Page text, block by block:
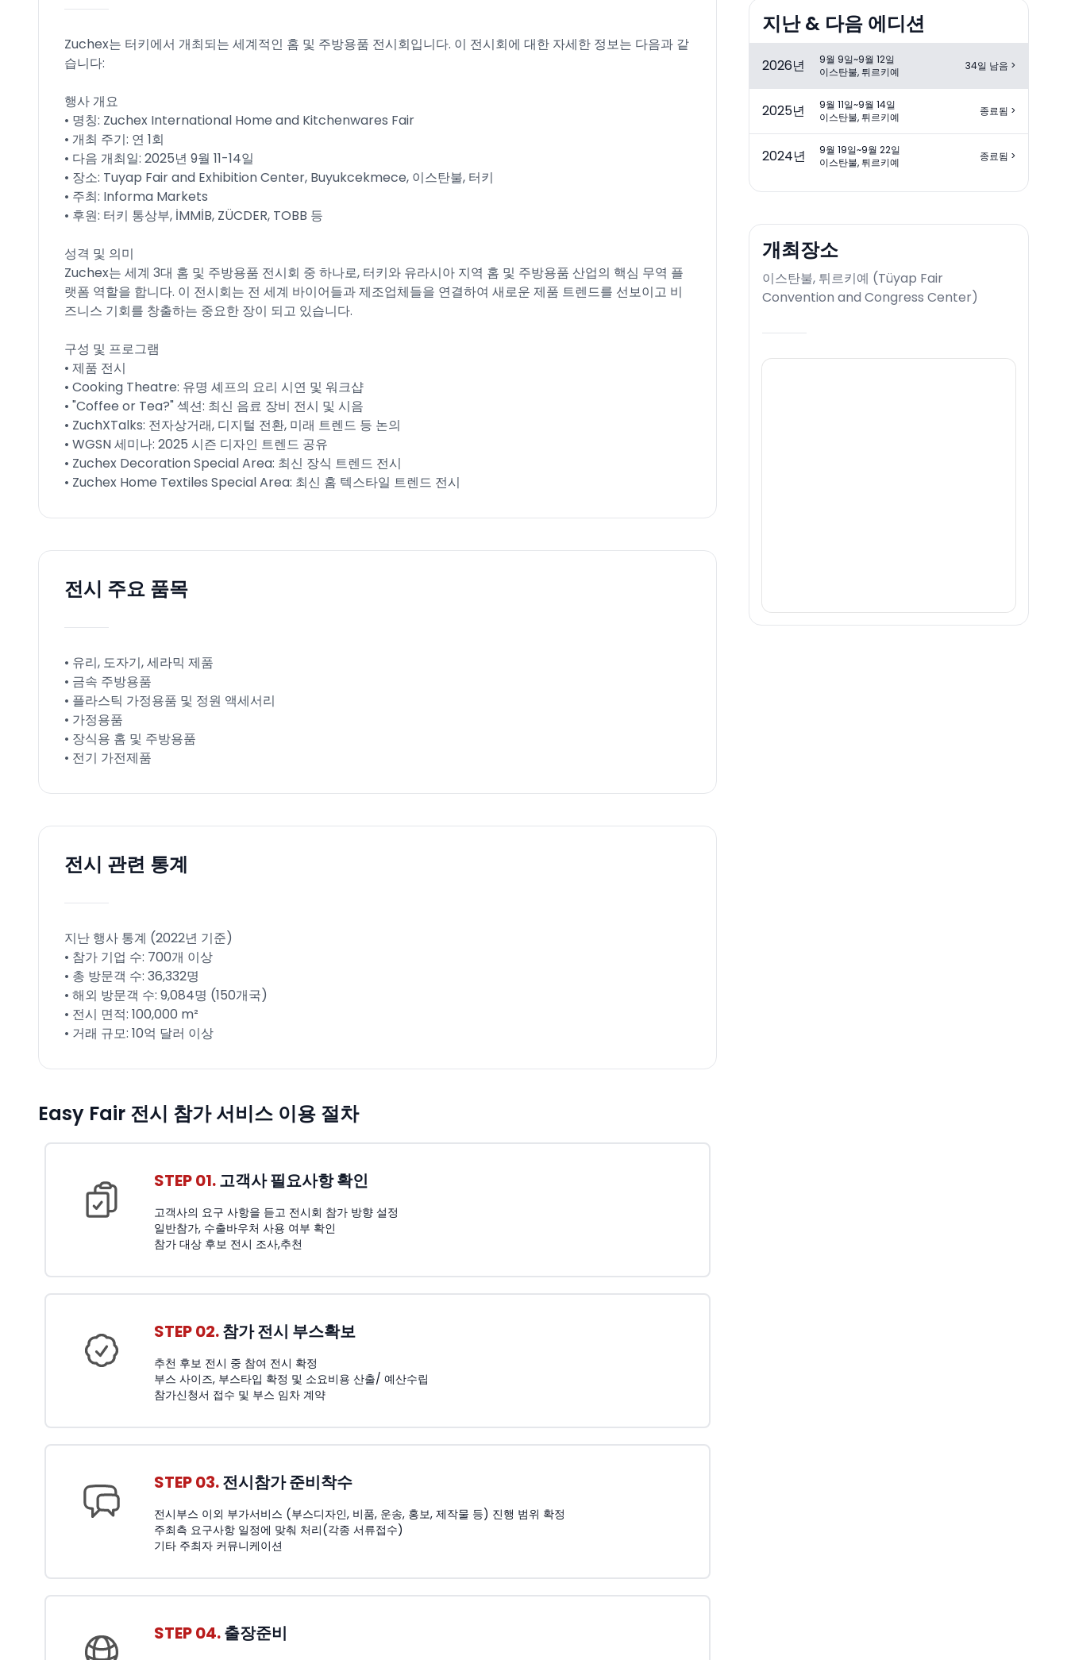
Zuchex는 터키에서 개최되는 세계적인 홈 및 주방용품 전시회입니다. 이 전시회에 대한 자세한 정보는 다음과 같
습니다:
행사 개요
• 명칭: Zuchex International Home and Kitchenwares Fair
• 개최 주기: 연 1회
• 다음 개최일: 2025년 9월 11-14일
• 장소: Tuyap Fair and Exhibition Center, Buyukcekmece, 이스탄불, 터키
• 주최: Informa Markets
• 후원: 터키 통상부, İMMİB, ZÜCDER, TOBB 등
성격 및 의미
Zuchex는 세계 3대 홈 및 주방용품 전시회 중 하나로, 터키와 유라시아 지역 홈 및 주방용품 산업의 핵심 무역 플
랫폼 역할을 합니다. 이 전시회는 전 세계 바이어들과 제조업체들을 연결하여 새로운 제품 트렌드를 선보이고 비
즈니스 기회를 창출하는 중요한 장이 되고 있습니다.
구성 및 프로그램
• 제품 전시
• Cooking Theatre: 유명 셰프의 요리 시연 및 워크샵
• "Coffee or Tea?" 섹션: 최신 음료 장비 전시 및 시음
• ZuchXTalks: 전자상거래, 디지털 전환, 미래 트렌드 등 논의
• WGSN 세미나: 2025 시즌 디자인 트렌드 공유
• Zuchex Decoration Special Area: 최신 장식 트렌드 전시
• Zuchex Home Textiles Special Area: 최신 홈 텍스타일 트렌드 전시
전시 주요 품목
• 유리, 도자기, 세라믹 제품
• 금속 주방용품
• 플라스틱 가정용품 및 정원 액세서리
• 가정용품
• 장식용 홈 및 주방용품
• 전기 가전제품
전시 관련 통계
지난 행사 통계 (2022년 기준)
• 참가 기업 수: 700개 이상
• 총 방문객 수: 36,332명
• 해외 방문객 수: 9,084명 (150개국)
• 전시 면적: 100,000 m²
• 거래 규모: 10억 달러 이상
Easy Fair 전시 참가 서비스 이용 절차
STEP 01.고객사 필요사항 확인
고객사의 요구 사항을 듣고 전시회 참가 방향 설정
일반참가, 수출바우처 사용 여부 확인
참가 대상 후보 전시 조사,추천
STEP 02.참가 전시 부스확보
추천 후보 전시 중 참여 전시 확정
부스 사이즈, 부스타입 확정 및 소요비용 산출/ 예산수립
참가신청서 접수 및 부스 임차 계약
STEP 03.전시참가 준비착수
전시부스 이외 부가서비스 (부스디자인, 비품, 운송, 홍보, 제작물 등) 진행 범위 확정
주최측 요구사항 일정에 맞춰 처리(각종 서류접수)
기타 주최자 커뮤니케이션
STEP 04.출장준비
지난 & 다음 에디션
2026년
9월 9일~9월 12일
이스탄불, 튀르키예
34일 남음 >
2025년
9월 11일~9월 14일
이스탄불, 튀르키예
종료됨 >
2024년
9월 19일~9월 22일
이스탄불, 튀르키예
종료됨 >
개최장소
이스탄불, 튀르키예 (Tüyap Fair
Convention and Congress Center)